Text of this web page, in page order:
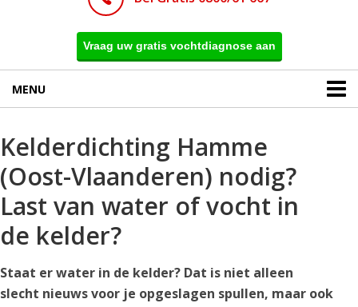
Vraag uw gratis vochtdiagnose aan
MENU
Kelderdichting Hamme
(Oost-Vlaanderen) nodig?
Last van water of vocht in
de kelder?
Staat er water in de kelder? Dat is niet alleen
slecht nieuws voor je opgeslagen spullen, maar ook